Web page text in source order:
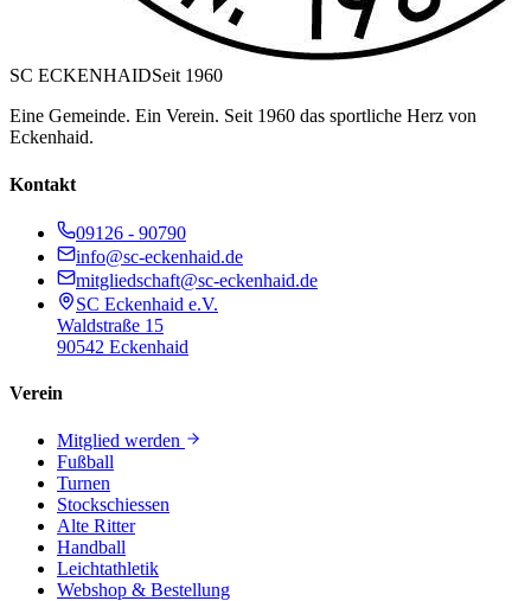
SC ECKENHAIDSeit 1960
Eine Gemeinde. Ein Verein. Seit 1960 das sportliche Herz von
Eckenhaid.
Kontakt
09126 - 90790
info@sc-eckenhaid.de
mitgliedschaft@sc-eckenhaid.de
SC Eckenhaid e.V.
Waldstraße 15
90542 Eckenhaid
Verein
Mitglied werden
Fußball
Turnen
Stockschiessen
Alte Ritter
Handball
Leichtathletik
Webshop & Bestellung